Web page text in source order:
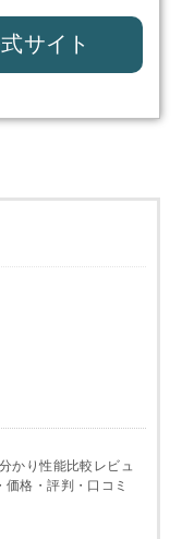
サイト
かり性能比較レビュ
格・評判・口コミ